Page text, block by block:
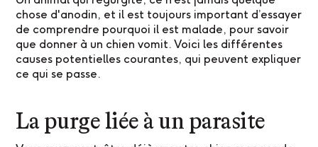
chose d'anodin, et il est toujours important d’essayer
de comprendre pourquoi il est malade, pour savoir
que donner à un chien vomit. Voici les différentes
causes potentielles courantes, qui peuvent expliquer
ce qui se passe.
La purge liée à un parasite